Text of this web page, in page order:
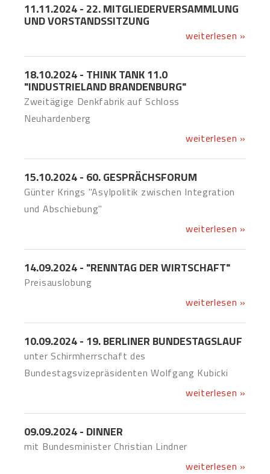
11.11.2024 - 22. MITGLIEDERVERSAMMLUNG
UND VORSTANDSSITZUNG
weiterlesen »
18.10.2024 - THINK TANK 11.0
"INDUSTRIELAND BRANDENBURG"
Zweitägige Denkfabrik auf Schloss
Neuhardenberg
weiterlesen »
15.10.2024 - 60. GESPRÄCHSFORUM
Günter Krings "Asylpolitik zwischen Integration
und Abschiebung"
weiterlesen »
14.09.2024 - "RENNTAG DER WIRTSCHAFT"
Preisauslobung
weiterlesen »
10.09.2024 - 19. BERLINER BUNDESTAGSLAUF
unter Schirmherrschaft des
Bundestagsvizepräsidenten Wolfgang Kubicki
weiterlesen »
09.09.2024 - DINNER
mit Bundesminister Christian Lindner
weiterlesen »